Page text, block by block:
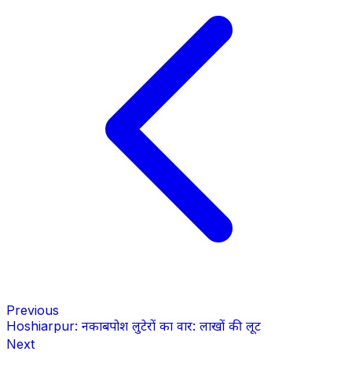
Previous
Hoshiarpur: नकाबपोश लुटेरों का वार: लाखों की लूट
Next